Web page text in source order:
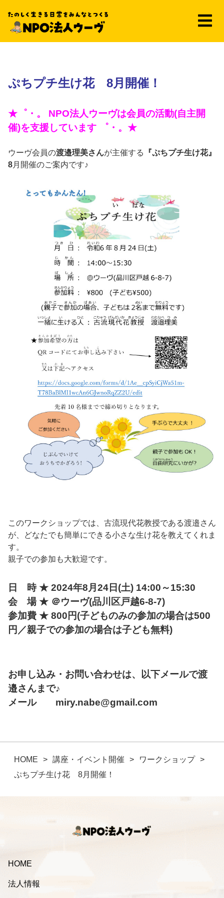
ぷちプチ生け花 8月開催！
ぷちプチ生け花 8月開催！
★゜・。 NPO法人ウーヴは会員の活動(自主開
催)を支援しています ゜・。★
ウーヴ会員の渡邉理美さんが主催する
『ぷちプチ生け花』
8月開催のご案内です♪
このワークショップでは、古流現代花教授である渡邉さん
が、どなたでも簡単にできる小さな生け花を教えてくれま
す。
親子での参加も大歓迎です。
日 時 ★ 2024年8月24日(土) 14:00～15:30
会 場 ★ ＠ウーヴ(品川区戸越6-8-7)
参加費 ★ 800円(子どものみの参加の場合は500
円／親子での参加の場合は子ども無料)
お申し込み・お問い合わせは、以下メールで渡
邉さんまで♪
メール miry.nabe@gmail.com
HOME 講座・イベント開催
ワークショップ
ぷちプチ生け花 8月開催！
HOME
法人情報